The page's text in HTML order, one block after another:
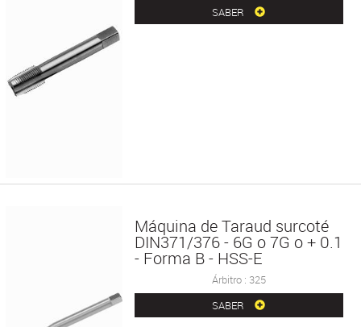
SABER
Máquina de Taraud surcoté
DIN371/376 - 6G o 7G o + 0.1
- Forma B - HSS-E
Árbitro : 325
SABER